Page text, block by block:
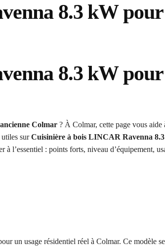
8.3 kW
8.3 kW pour
Colmar ? À Colmar, cette page vous aide
surCuisinière à bois LINCAR Ravenna
l’essentiel : points forts, niveau d’équipement,
un usage résidentiel réel à Colmar. Ce modèle se